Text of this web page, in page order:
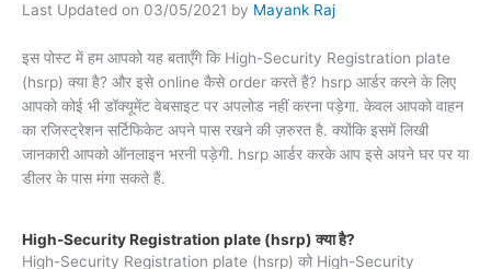
Last Updated on 03/05/2021 by Mayank Raj
इस पोस्ट में हम आपको यह बताएँगे कि High-Security Registration plate
(hsrp) क्या है? और इसे online कैसे order करते हैं? hsrp आर्डर करने के लिए
आपको कोई भी डॉक्यूमेंट वेबसाइट पर अपलोड नहीं करना पड़ेगा. केवल आपको वाहन
का रजिस्ट्रेशन सर्टिफिकेट अपने पास रखने की ज़रुरत है. क्योंकि इसमें लिखी
जानकारी आपको ऑनलाइन भरनी पड़ेगी. hsrp आर्डर करके आप इसे अपने घर पर या
डीलर के पास मंगा सकते हैं.
High-Security Registration plate (hsrp) क्या है?
High-Security Registration plate (hsrp) को High-Security